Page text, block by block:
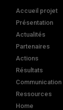
Accueil projet
Présentation
Actualités
Partenaires
Actions
Résultats
Communication
Ressources
Home